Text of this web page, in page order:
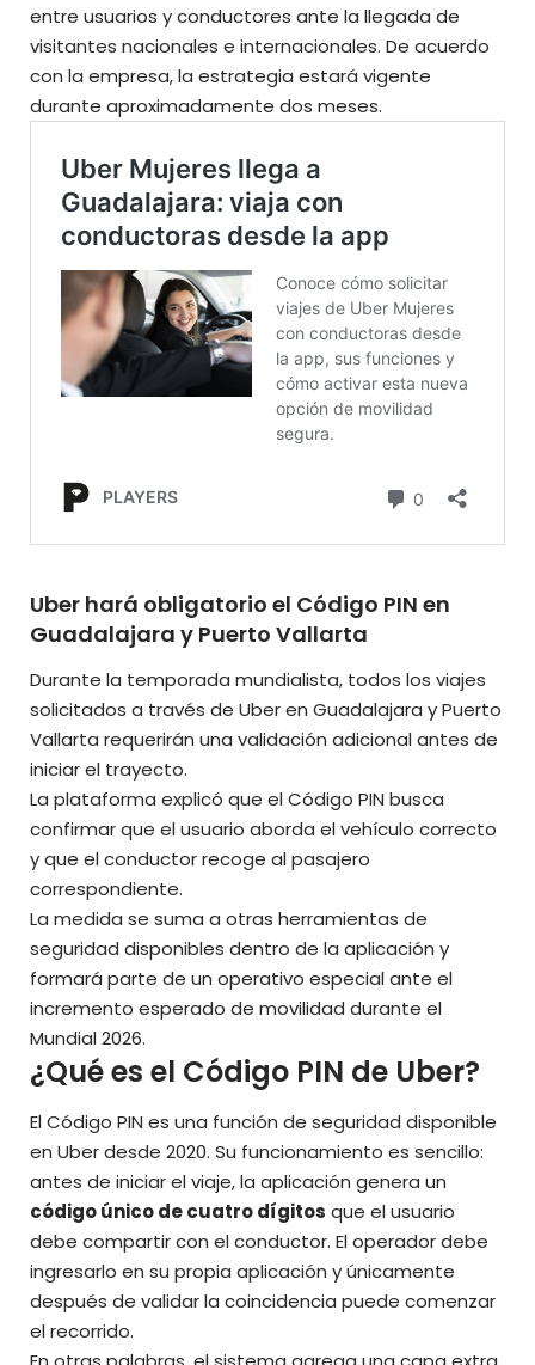
entre usuarios y conductores ante la llegada de
visitantes nacionales e internacionales. De acuerdo
con la empresa, la estrategia estará vigente
durante aproximadamente dos meses.
Uber hará obligatorio el Código PIN en
Guadalajara y Puerto Vallarta
Durante la temporada mundialista, todos los viajes
solicitados a través de Uber en Guadalajara y Puerto
Vallarta requerirán una validación adicional antes de
iniciar el trayecto.
La plataforma explicó que el Código PIN busca
confirmar que el usuario aborda el vehículo correcto
y que el conductor recoge al pasajero
correspondiente.
La medida se suma a otras herramientas de
seguridad disponibles dentro de la aplicación y
formará parte de un operativo especial ante el
incremento esperado de movilidad durante el
Mundial 2026.
¿Qué es el Código PIN de Uber?
El Código PIN es una función de seguridad disponible
en Uber desde 2020. Su funcionamiento es sencillo:
antes de iniciar el viaje, la aplicación genera un
código único de cuatro dígitos que el usuario
debe compartir con el conductor. El operador debe
ingresarlo en su propia aplicación y únicamente
después de validar la coincidencia puede comenzar
el recorrido.